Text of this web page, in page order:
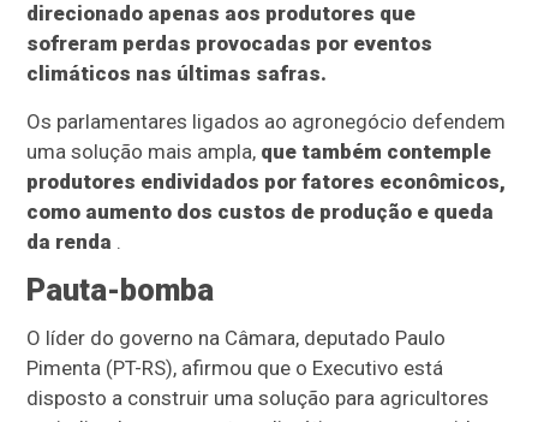
direcionado apenas aos produtores que
sofreram perdas provocadas por eventos
climáticos nas últimas safras.
Os parlamentares ligados ao agronegócio defendem
uma solução mais ampla, que também contemple
produtores endividados por fatores econômicos,
como aumento dos custos de produção e queda
da renda .
Pauta-bomba
O líder do governo na Câmara, deputado Paulo
Pimenta (PT-RS), afirmou que o Executivo está
disposto a construir uma solução para agricultores